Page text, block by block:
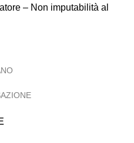
– Non imputabilità al